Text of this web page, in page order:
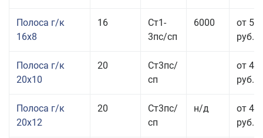
Полоса г/к
16x8
16
Ст1-
3пс/сп
6000
от 57
руб.
Полоса г/к
20x10
20
Ст3пс/
сп
от 43
руб.
Полоса г/к
20x12
20
Ст3пс/
сп
н/д
от 44
руб.